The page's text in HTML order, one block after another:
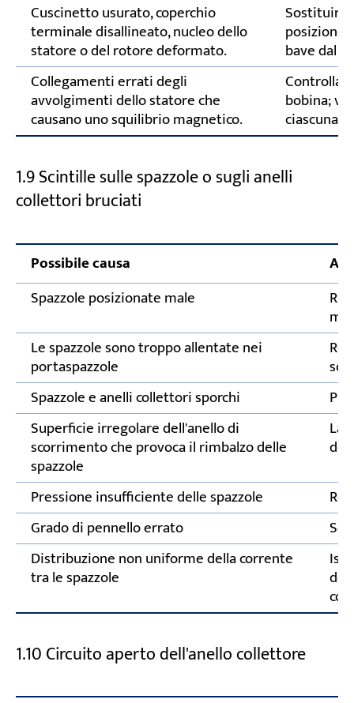
Cuscinetto usurato, coperchio
terminale disallineato, nucleo dello
statore o del rotore deformato.
Sostituire
posizione
bave dal
Collegamenti errati degli
avvolgimenti dello statore che
causano uno squilibrio magnetico.
bobina;
ciascuna
1.9 Scintille sulle spazzole o sugli anelli
collettori bruciati
Possibile causa
Spazzole posizionate male
Le spazzole sono troppo allentate nei
portaspazzole
Spazzole e anelli collettori sporchi
Superficie irregolare dell'anello di
scorrimento che provoca il rimbalzo delle
spazzole
Pressione insufficiente delle spazzole
Grado di pennello errato
Distribuzione non uniforme della corrente
tra le spazzole
1.10 Circuito aperto dell'anello collettore